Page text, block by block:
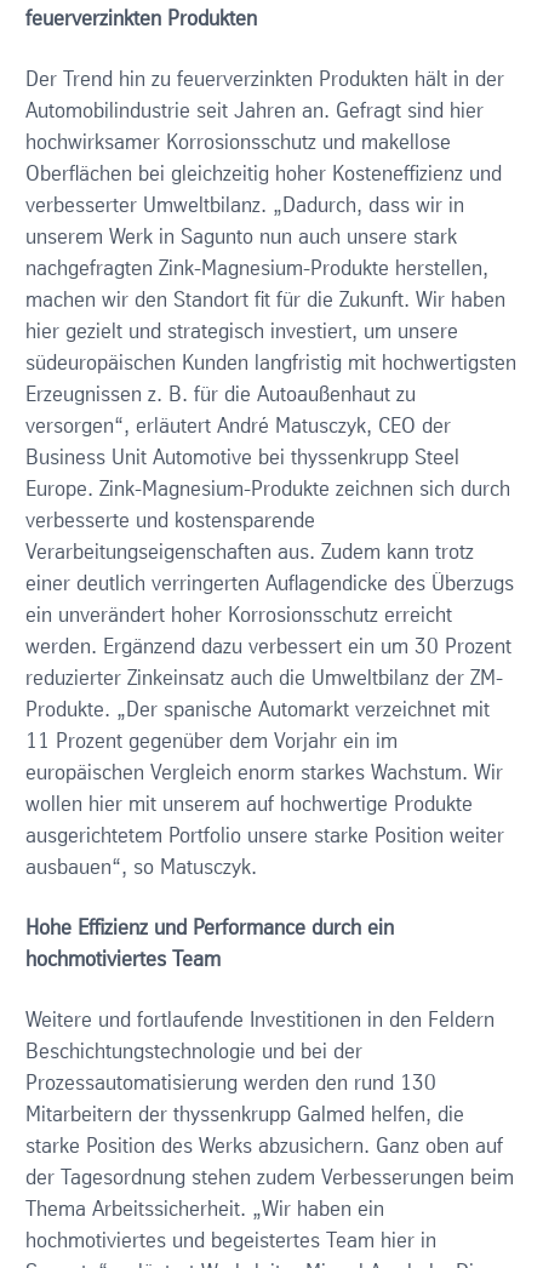
feuerverzinkten Produkten
Der Trend hin zu feuerverzinkten Produkten hält in der
Automobilindustrie seit Jahren an. Gefragt sind hier
hochwirksamer Korrosionsschutz und makellose
Oberflächen bei gleichzeitig hoher Kosteneffizienz und
verbesserter Umweltbilanz. „Dadurch, dass wir in
unserem Werk in Sagunto nun auch unsere stark
nachgefragten Zink-Magnesium-Produkte herstellen,
machen wir den Standort fit für die Zukunft. Wir haben
hier gezielt und strategisch investiert, um unsere
südeuropäischen Kunden langfristig mit hochwertigsten
Erzeugnissen z. B. für die Autoaußenhaut zu
versorgen“, erläutert André Matusczyk, CEO der
Business Unit Automotive bei thyssenkrupp Steel
Europe. Zink-Magnesium-Produkte zeichnen sich durch
verbesserte und kostensparende
Verarbeitungseigenschaften aus. Zudem kann trotz
einer deutlich verringerten Auflagendicke des Überzugs
ein unverändert hoher Korrosionsschutz erreicht
werden. Ergänzend dazu verbessert ein um 30 Prozent
reduzierter Zinkeinsatz auch die Umweltbilanz der ZM-
Produkte. „Der spanische Automarkt verzeichnet mit
11 Prozent gegenüber dem Vorjahr ein im
europäischen Vergleich enorm starkes Wachstum. Wir
wollen hier mit unserem auf hochwertige Produkte
ausgerichtetem Portfolio unsere starke Position weiter
ausbauen“, so Matusczyk.
Hohe Effizienz und Performance durch ein
hochmotiviertes Team
Weitere und fortlaufende Investitionen in den Feldern
Beschichtungstechnologie und bei der
Prozessautomatisierung werden den rund 130
Mitarbeitern der thyssenkrupp Galmed helfen, die
starke Position des Werks abzusichern. Ganz oben auf
der Tagesordnung stehen zudem Verbesserungen beim
Thema Arbeitssicherheit. „Wir haben ein
hochmotiviertes und begeistertes Team hier in